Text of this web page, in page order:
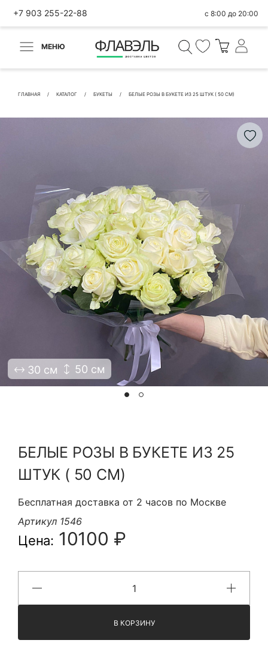
+7 903 255-22-88 с 8:00 до 20:00
МЕНЮ
ГЛАВНАЯ КАТАЛОГ БУКЕТЫ БЕЛЫЕ РОЗЫ В БУКЕТЕ ИЗ 25 ШТУК ( 50 СМ)
30 см 50 см
БЕЛЫЕ РОЗЫ В БУКЕТЕ ИЗ 25
ШТУК ( 50 СМ)
Бесплатная доставка от 2 часов по Москве
Артикул 1546
Цена: 10100 ₽
В КОРЗИНУ
ВЕРНУТЬСЯ
Быстрая покупка
БЫСТРАЯ ПОКУПКА
Я принимаю Политику конфиденциальности и
Правила использования сайта ФЛАВЭЛЬ. Мы не
продаем ваши данные и храним их в безопасности